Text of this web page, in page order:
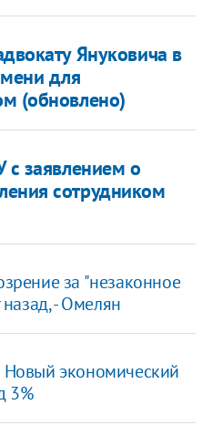
Януковича в
для
(обновлено)
с заявлением о
сотрудником
за "незаконное
- Омелян
экономический
3%